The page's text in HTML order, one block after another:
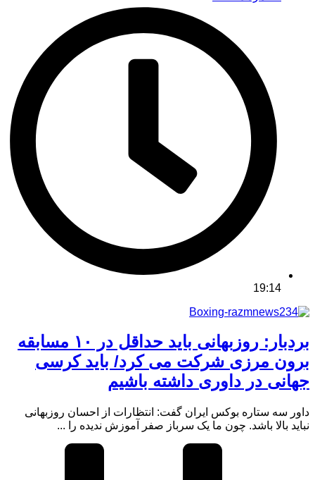
19:14
بردبار: روزبهانی باید حداقل در ۱۰ مسابقه
برون مرزی شرکت می کرد/ باید کرسی
جهانی در داوری داشته باشیم
داور سه ستاره بوکس ایران گفت: انتظارات از احسان روزبهانی
نباید بالا باشد. چون ما یک سرباز صفر آموزش ندیده را ...